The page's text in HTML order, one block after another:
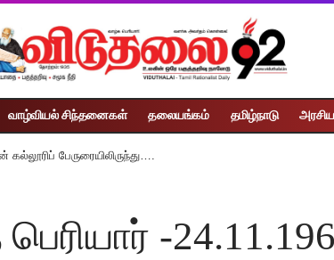
வாழ்வியல் சிந்தனைகள் தலையங்கம் தமிழ்நாடு
பேருரையிலிருந்து….
-